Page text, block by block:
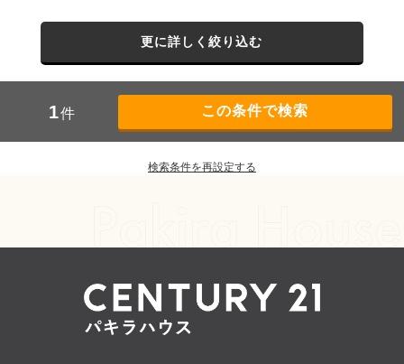
更に詳しく絞り込む
1件
検索条件を再設定する